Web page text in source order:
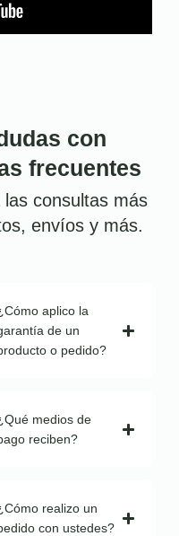
con
frecuentes
consultas más
envíos y más.
aplico la
de un
o pedido?
medios de
reciben?
realizo un
con ustedes?